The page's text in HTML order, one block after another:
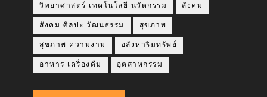
วิทยาศาสตร์ เทคโนโลยี นวัตกรรม สังคม
สังคม ศิลปะ วัฒนธรรม สุขภาพ
สุขภาพ ความงาม อสังหาริมทรัพย์
อาหาร เครื่องดื่ม อุตสาหกรรม